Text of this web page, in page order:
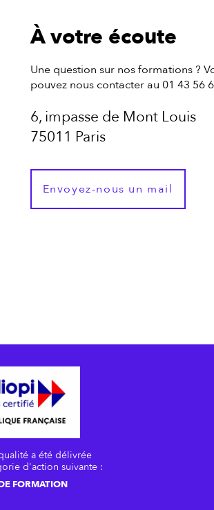
À votre écoute
Une question sur nos formations ?
pouvez nous contacter au 01 43 56
6, impasse de Mont Louis
75011 Paris
Envoyez-nous un mail
a été délivrée
d'action suivante :
FORMATION